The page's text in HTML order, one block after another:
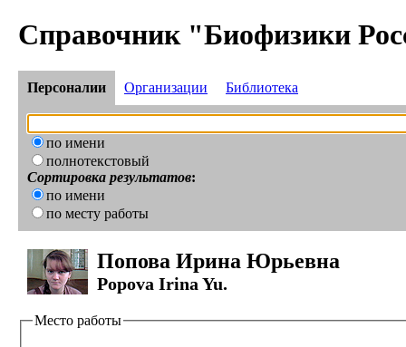
Справочник "Биофизики
Персоналии Организации Библиотека
по имени
полнотекстовый
Сортировка результатов:
по имени
по месту работы
Попова Ирина Юрьевна
Popova Irina Yu.
Место работы